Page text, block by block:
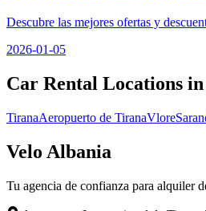
Descubre las mejores ofertas y
2026-01-05
Car Rental Locations
TiranaAeropuerto de TiranaVlore
Velo Albania
Tu agencia de confianza para alquiler